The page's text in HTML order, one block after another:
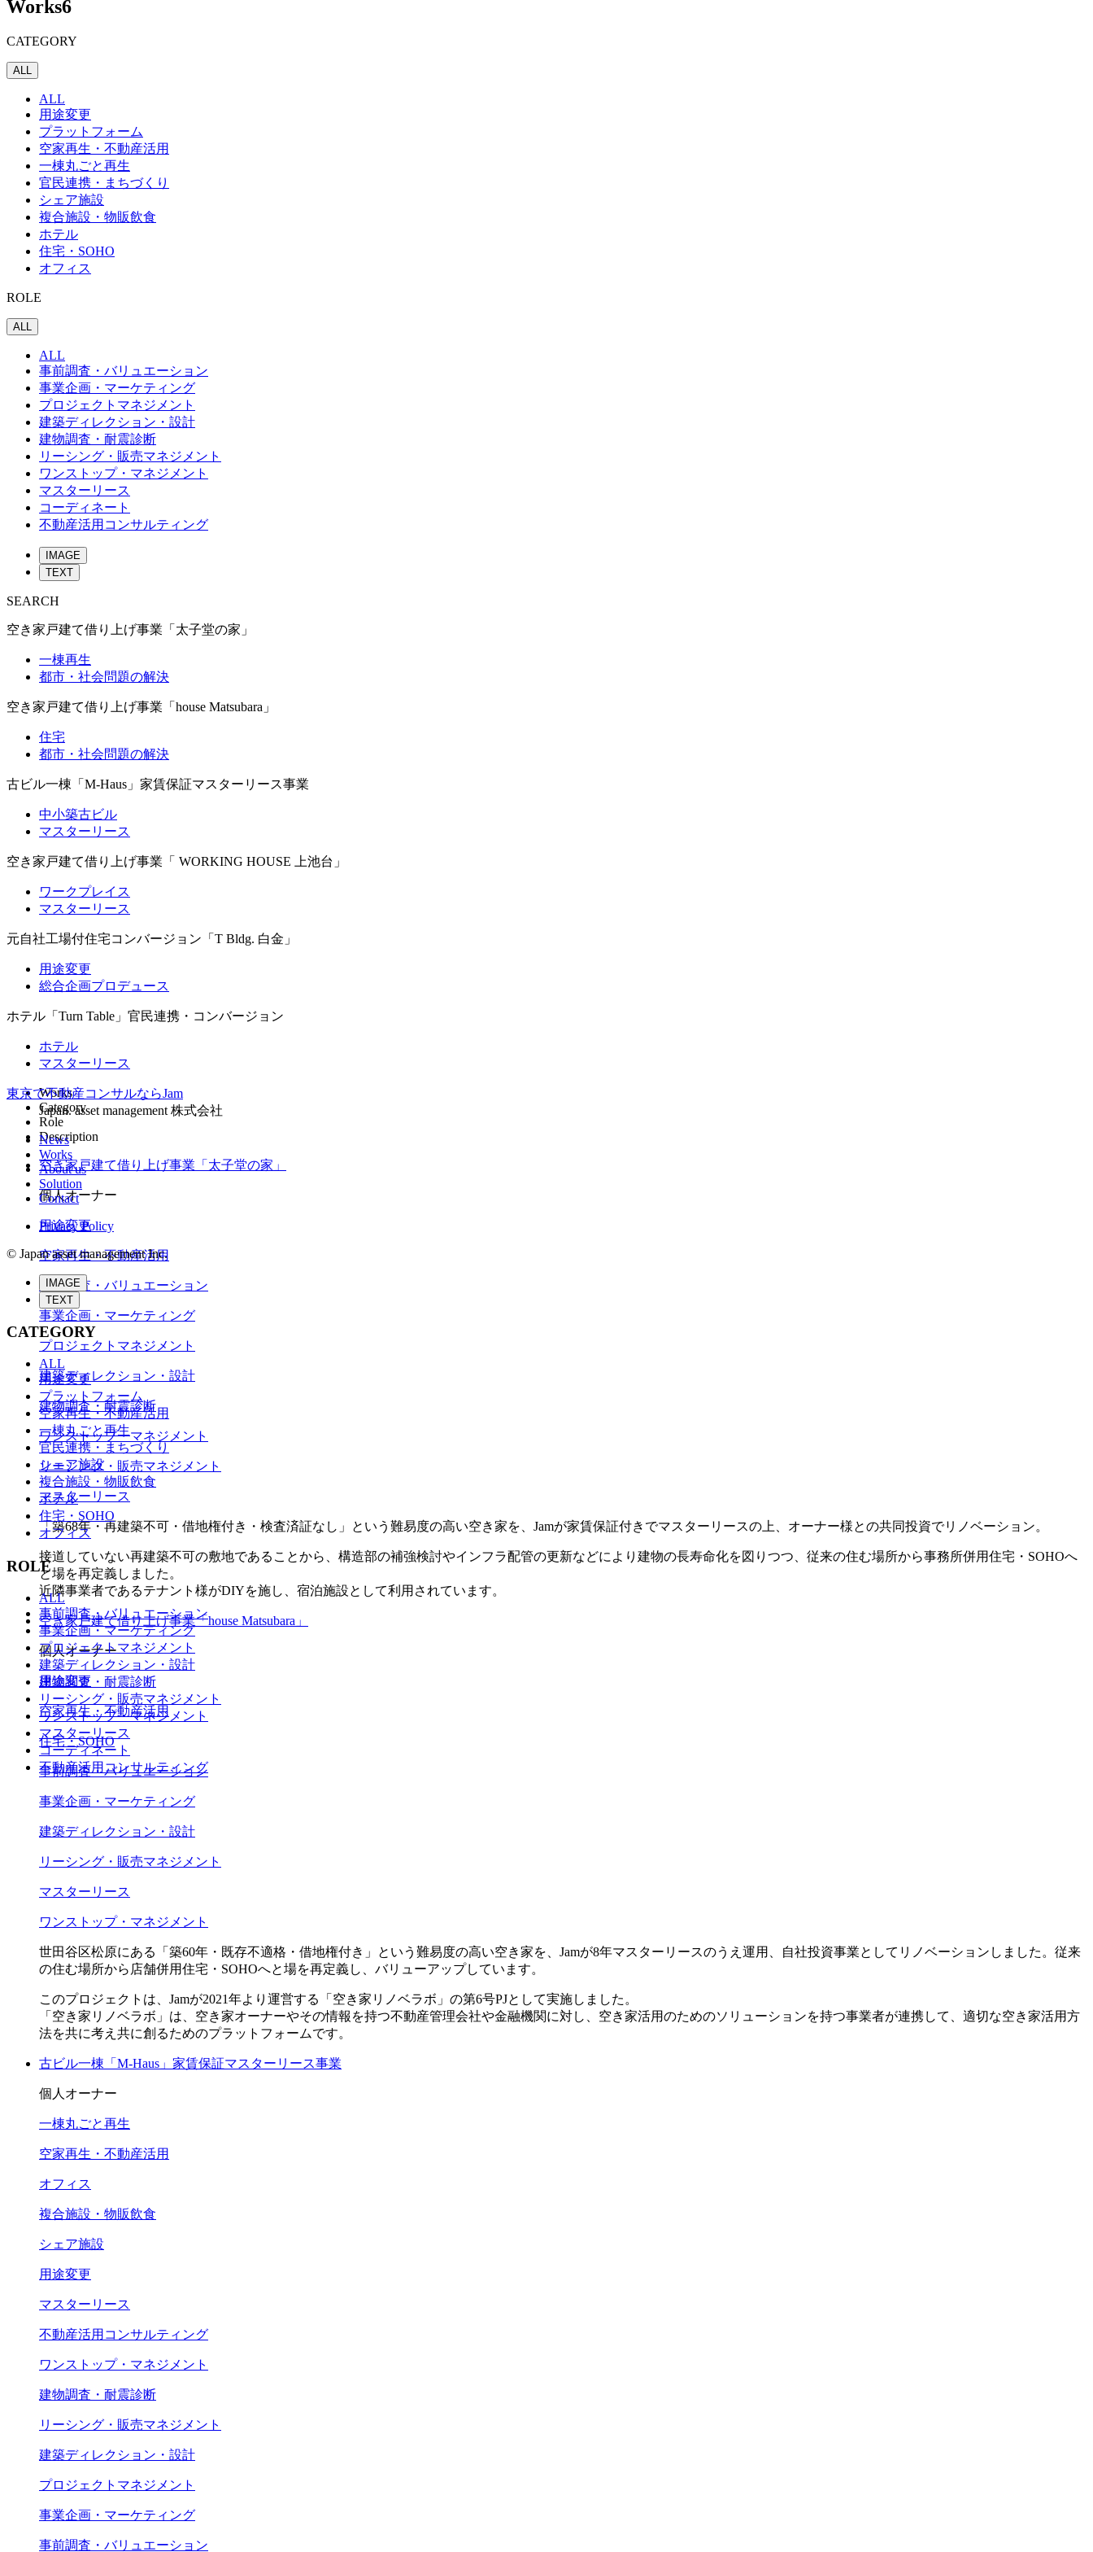
Works6
CATEGORY
ALL
ALL
用途変更
プラットフォーム
空家再生・不動産活用
一棟丸ごと再生
官民連携・まちづくり
シェア施設
複合施設・物販飲食
ホテル
住宅・SOHO
オフィス
ROLE
ALL
ALL
事前調査・バリュエーション
事業企画・マーケティング
プロジェクトマネジメント
建築ディレクション・設計
建物調査・耐震診断
リーシング・販売マネジメント
ワンストップ・マネジメント
マスターリース
コーディネート
不動産活用コンサルティング
IMAGE
TEXT
SEARCH
空き家戸建て借り上げ事業「太子堂の家」
一棟再生
都市・社会問題の解決
空き家戸建て借り上げ事業「house Matsubara」
住宅
都市・社会問題の解決
古ビル一棟「M-Haus」家賃保証マスターリース事業
中小築古ビル
マスターリース
空き家戸建て借り上げ事業「 WORKING HOUSE 上池台」
ワークプレイス
マスターリース
元自社工場付住宅コンバージョン「T Bldg. 白金」
用途変更
総合企画プロデュース
ホテル「Turn Table」官民連携・コンバージョン
ホテル
マスターリース
Works
Category
Role
Description
空き家戸建て借り上げ事業「太子堂の家」
個人オーナー
用途変更
空家再生・不動産活用
事前調査・バリュエーション
事業企画・マーケティング
プロジェクトマネジメント
建築ディレクション・設計
建物調査・耐震診断
ワンストップ・マネジメント
リーシング・販売マネジメント
マスターリース
「築68年・再建築不可・借地権付き・検査済証なし」という難易度の高い空き家を、Jamが家賃保証付きでマスターリースの上、オーナー様との共同投資でリノベーション。
接道していない再建築不可の敷地であることから、構造部の補強検討やインフラ配管の更新などにより建物の長寿命化を図りつつ、従来の住む場所から事務所併用住宅・SOHOへ
と場を再定義しました。
近隣事業者であるテナント様がDIYを施し、宿泊施設として利用されています。
空き家戸建て借り上げ事業「house Matsubara」
個人オーナー
用途変更
空家再生・不動産活用
住宅・SOHO
事前調査・バリュエーション
事業企画・マーケティング
建築ディレクション・設計
リーシング・販売マネジメント
マスターリース
ワンストップ・マネジメント
世田谷区松原にある「築60年・既存不適格・借地権付き」という難易度の高い空き家を、 Jamが8年マスターリースのうえ運用、自社投資事業としてリノベーションしました。従来
の住む場所から店舗併用住宅・ SOHOへと場を再定義し、バリューアップしています。
このプロジェクトは、Jamが2021年より運営する「空き家リノベラボ」の第6号PJとして実施しました。
「空き家リノベラボ」は、空き家オーナーやその情報を持つ不動産管理会社や金融機関に対し、空き家活用のためのソリューションを持つ事業者が連携して、適切な空き家活用方
法を共に考え共に創るためのプラットフォームです。
古ビル一棟「M-Haus」家賃保証マスターリース事業
個人オーナー
一棟丸ごと再生
空家再生・不動産活用
オフィス
複合施設・物販飲食
シェア施設
用途変更
マスターリース
不動産活用コンサルティング
ワンストップ・マネジメント
建物調査・耐震診断
リーシング・販売マネジメント
建築ディレクション・設計
プロジェクトマネジメント
事業企画・マーケティング
事前調査・バリュエーション
東京で不動産コンサルならJam
Japan. asset management 株式会社
News
Works
About us
Solution
Contact
Privacy Policy
© Japan asset management Inc.
IMAGE
TEXT
CATEGORY
ALL
用途変更
プラットフォーム
空家再生・不動産活用
一棟丸ごと再生
官民連携・まちづくり
シェア施設
複合施設・物販飲食
ホテル
住宅・SOHO
オフィス
ROLE
ALL
事前調査・バリュエーション
事業企画・マーケティング
プロジェクトマネジメント
建築ディレクション・設計
建物調査・耐震診断
リーシング・販売マネジメント
ワンストップ・マネジメント
マスターリース
コーディネート
不動産活用コンサルティング